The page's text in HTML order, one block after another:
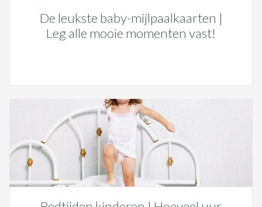
De leukste baby-mijlpaalkaarten |
Leg alle mooie momenten vast!